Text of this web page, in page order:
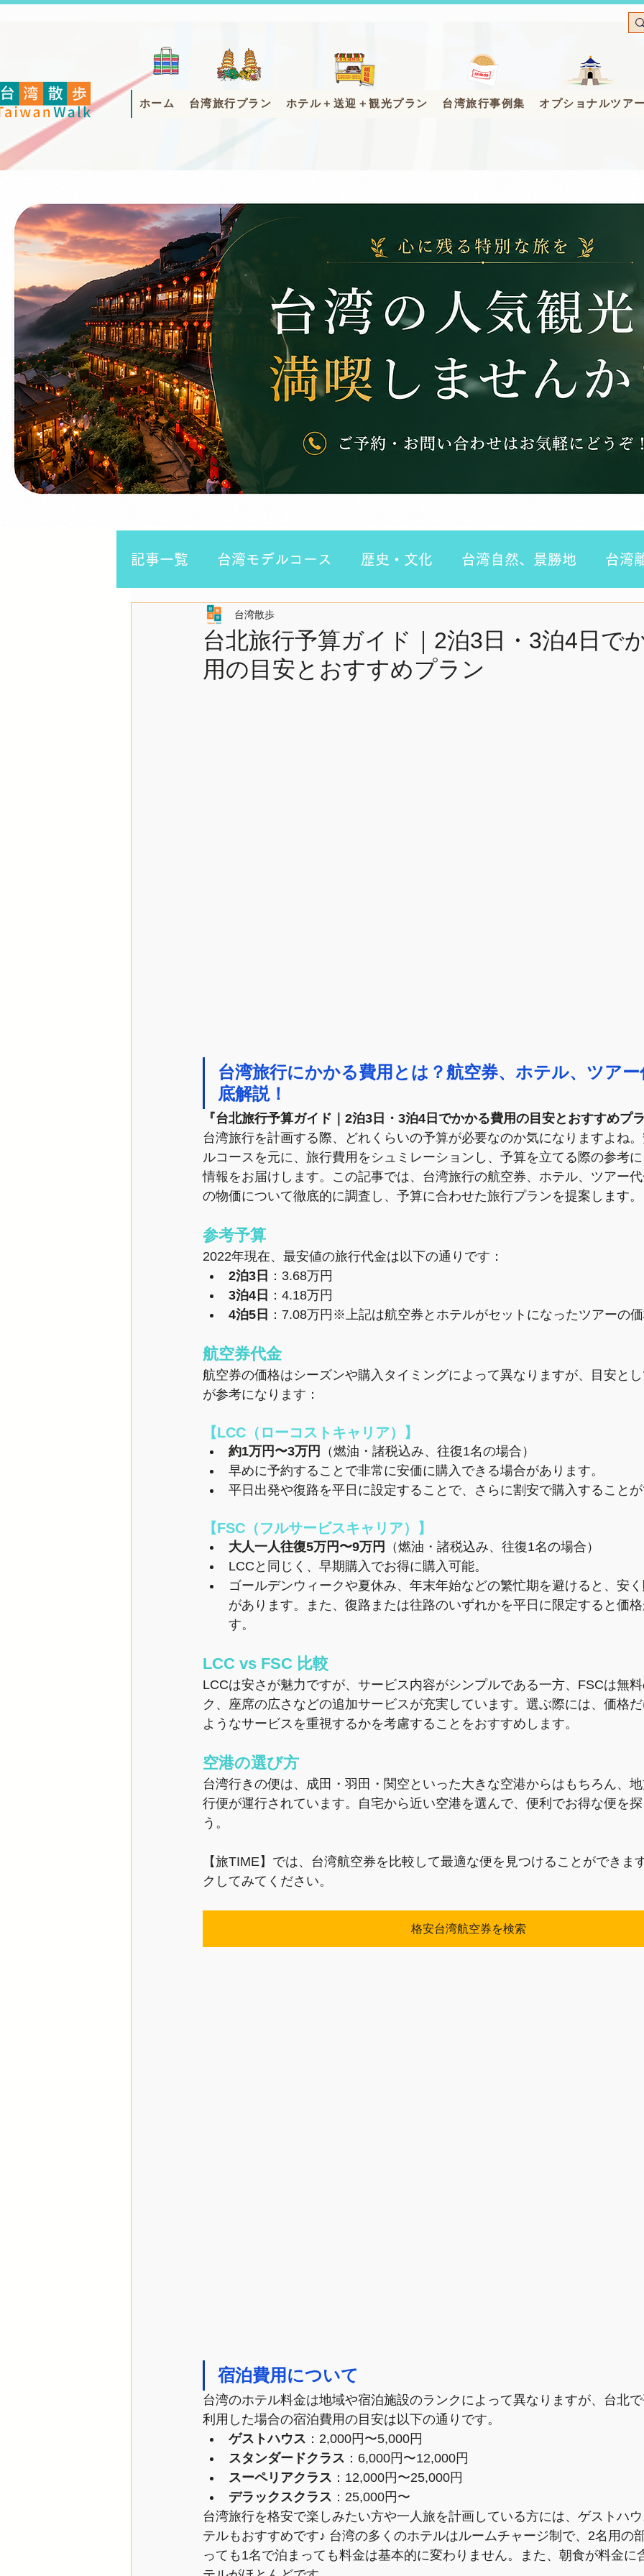
ホーム 台湾旅行プラン ホテル＋送迎＋観光プラン 台湾旅行事例集 オプショナルツアー
記事一覧 台湾モデルコース 歴史・文化 台湾自然、景勝地 台湾
台湾２泊３日
台湾オプショナルツアー 台湾団体旅行 屏東
台北旅行予算ガイド｜2泊3日・3泊4日で
用の目安とおすすめプラン
台湾散歩
台湾旅行にかかる費用とは？航空券、ホテル、ツア
底解説！
『台北旅行予算ガイド｜2泊3日・3泊4日でかかる費用の目安とおすすめプラ
台湾旅行を計画する際、どれくらいの予算が必要なのか気になりますよね
ルコースを元に、旅行費用をシュミレーションし、予算を立てる際の参考
情報をお届けします。この記事では、台湾旅行の航空券、ホテル、ツアー
の物価について徹底的に調査し、予算に合わせた旅行プランを提案します。
参考予算
2022年現在、最安値の旅行代金は以下の通りです：
2泊3日 ：3.68万円
3泊4日 ：4.18万円
4泊5日 ：7.08万円※上記は航空券とホテルがセットになったツアーの価
航空券代金
航空券の価格はシーズンや購入タイミングによって異なりますが、目安と
が参考になります：
【LCC（ローコストキャリア）】
約1万円〜3万円
（燃油・諸税込み、往復1名の場合）
早めに予約することで非常に安価に購入できる場合があります。
平日出発や復路を平日に設定することで、さらに割安で購入することが
【FSC（フルサービスキャリア）】
大人一人往復5万円〜9万円
（燃油・諸税込み、往復1名の場合）
LCCと同じく、早期購入でお得に購入可能。
ゴールデンウィークや夏休み、年末年始などの繁忙期を避けると、安
があります。また、復路または往路のいずれかを平日に限定すると価
す。
LCC vs FSC 比較
LCCは安さが魅力ですが、サービス内容がシンプルである一方、FSCは無
ク、座席の広さなどの追加サービスが充実しています。選ぶ際には、価格
ようなサービスを重視するかを考慮することをおすすめします。
空港の選び方
台湾行きの便は、成田・羽田・関空といった大きな空港からはもちろん、
行便が運行されています。自宅から近い空港を選んで、便利でお得な便を探
う。
【旅TIME】では、台湾航空券を比較して最適な便を見つけることができま
クしてみてください。
格安台湾航空券を検索
宿泊費用について
台湾のホテル料金は地域や宿泊施設のランクによって異なりますが、台北
利用した場合の宿泊費用の目安は以下の通りです。
ゲストハウス ：2,000円〜5,000円
スタンダードクラス ：6,000円〜12,000円
スーペリアクラス ：12,000円〜25,000円
デラックスクラス ：25,000円〜
台湾旅行を格安で楽しみたい方や一人旅を計画している方には、ゲストハ
テルもおすすめです♪ 台湾の多くのホテルはルームチャージ制で、2名用の
っても1名で泊まっても料金は基本的に変わりません。また、朝食が料金に